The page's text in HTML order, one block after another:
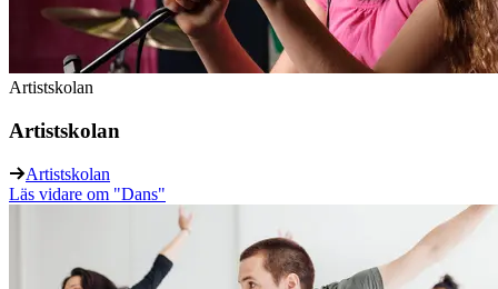
Artistskolan
Artistskolan
Artistskolan
Läs vidare om "Dans"